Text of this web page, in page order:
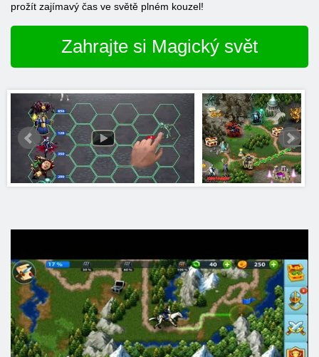
prožít zajímavý čas ve světě plném kouzel!
Zahrajte si Magický svět